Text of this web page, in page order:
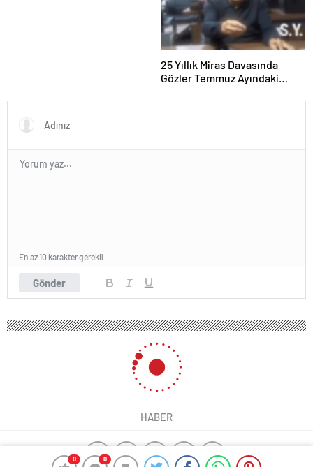
0 0
25 Yıllık Miras Davasında
Gözler Temmuz Ayındaki
Gönder
En az 10 karakter gerekli
HABER